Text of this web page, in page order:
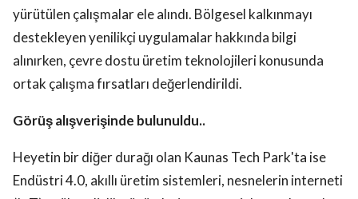
yürütülen çalışmalar ele alındı. Bölgesel kalkınmayı
destekleyen yenilikçi uygulamalar hakkında bilgi
alınırken, çevre dostu üretim teknolojileri konusunda
ortak çalışma fırsatları değerlendirildi.
Görüş alışverişinde bulunuldu..
Heyetin bir diğer durağı olan Kaunas Tech Park'ta ise
Endüstri 4.0, akıllı üretim sistemleri, nesnelerin interneti